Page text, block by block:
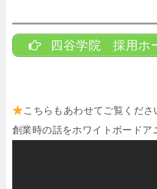
四谷学院 採用ホ
こちらもあわせてご覧くださ
創業時の話をホワイトボードア